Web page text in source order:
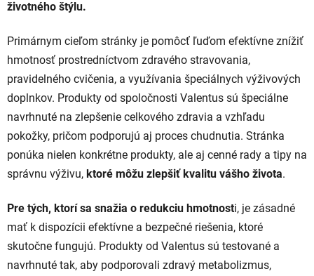
životného štýlu.
Primárnym cieľom stránky je pomôcť ľuďom efektívne znížiť
hmotnosť prostredníctvom zdravého stravovania,
pravidelného cvičenia, a využívania špeciálnych výživových
doplnkov. Produkty od spoločnosti Valentus sú špeciálne
navrhnuté na zlepšenie celkového zdravia a vzhľadu
pokožky, pričom podporujú aj proces chudnutia. Stránka
ponúka nielen konkrétne produkty, ale aj cenné rady a tipy na
správnu výživu, ktoré môžu zlepšiť kvalitu vášho života.
Pre tých, ktorí sa snažia o redukciu hmotnosti, je zásadné
mať k dispozícii efektívne a bezpečné riešenia, ktoré
skutočne fungujú. Produkty od Valentus sú testované a
navrhnuté tak, aby podporovali zdravý metabolizmus,